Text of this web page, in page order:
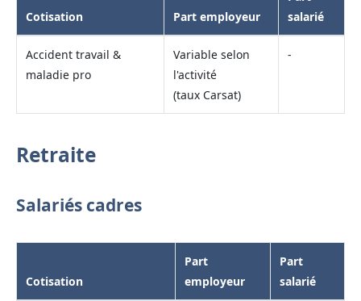
Cotisation Part employeur
salarié
Accident travail &
maladie pro
Variable selon
l'activité
(taux Carsat)
-
Retraite
Salariés cadres
Cotisation
Part
employeur
Part
salarié